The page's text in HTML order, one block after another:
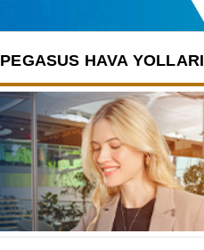
PEGASUS HAVA YOLLARI
Arama: